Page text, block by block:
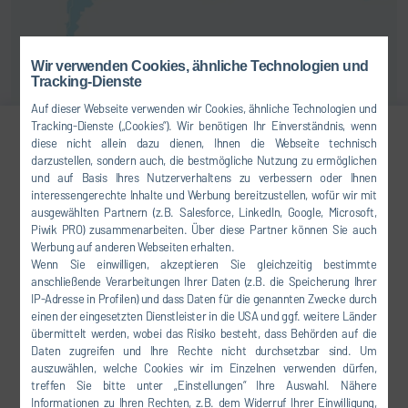
Wir verwenden Cookies, ähnliche Technologien und
Tracking-Dienste
Auf dieser Webseite verwenden wir Cookies, ähnliche Technologien und
Tracking-Dienste („Cookies“). Wir benötigen Ihr Einverständnis, wenn
diese nicht allein dazu dienen, Ihnen die Webseite technisch
darzustellen, sondern auch, die bestmögliche Nutzung zu ermöglichen
und auf Basis Ihres Nutzerverhaltens zu verbessern oder Ihnen
interessengerechte Inhalte und Werbung bereitzustellen, wofür wir mit
ausgewählten Partnern (z.B. Salesforce, LinkedIn, Google, Microsoft,
Piwik PRO) zusammenarbeiten. Über diese Partner können Sie auch
Werbung auf anderen Webseiten erhalten.
Wenn Sie einwilligen, akzeptieren Sie gleichzeitig bestimmte
anschließende Verarbeitungen Ihrer Daten (z.B. die Speicherung Ihrer
IP-Adresse in Profilen) und dass Daten für die genannten Zwecke durch
einen der eingesetzten Dienstleister in die USA und ggf. weitere Länder
übermittelt werden, wobei das Risiko besteht, dass Behörden auf die
Daten zugreifen und Ihre Rechte nicht durchsetzbar sind. Um
auszuwählen, welche Cookies wir im Einzelnen verwenden dürfen,
treffen Sie bitte unter „Einstellungen“ Ihre Auswahl. Nähere
Informationen zu Ihren Rechten, z.B. dem Widerruf Ihrer Einwilligung,
Rodney Schwartz
Vice President
CLEAN TECHNOLOGY SYSTEMS
AMERICAS
+1 920 337-1461
rodney.schwartz@durrusa.com
Dürr Systems LLC - De Pere